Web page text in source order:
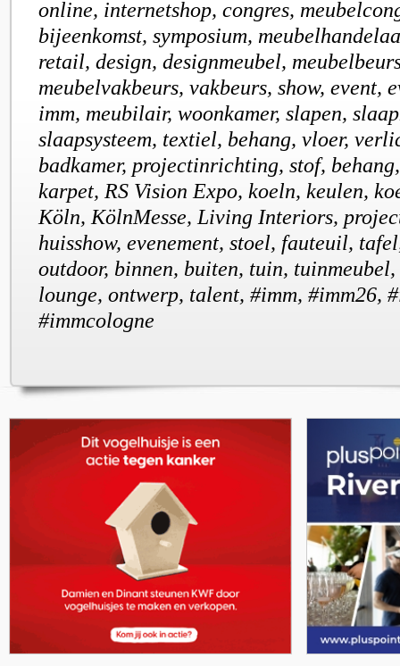
online, internetshop, congres,
bijeenkomst, symposium,
retail, design, designmeubel,
meubelvakbeurs, vakbeurs, show, event,
imm, meubilair, woonkamer, slapen,
slaapsysteem, textiel, behang, vloer,
badkamer, projectinrichting, stof,
karpet, RS Vision Expo, koeln, keulen,
Köln, KölnMesse, Living Interiors,
huisshow, evenement, stoel, fauteuil,
outdoor, binnen, buiten, tuin, tuinmeubel,
lounge, ontwerp, talent, #imm, #imm26,
#immcologne